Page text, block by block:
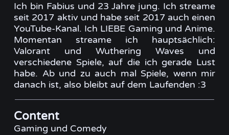
Ich bin Fabius und 23 Jahre jung. Ich streame
seit 2017 aktiv und habe seit 2017 auch einen
YouTube-Kanal. Ich LIEBE Gaming und Anime.
Momentan streame ich hauptsächlich:
Valorant und Wuthering Waves und
verschiedene Spiele, auf die ich gerade Lust
habe. Ab und zu auch mal Spiele, wenn mir
danach ist, also bleibt auf dem Laufenden :3
Content
Gaming und Comedy